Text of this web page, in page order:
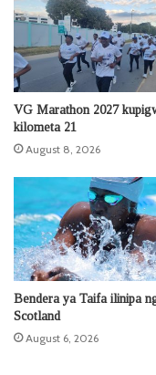
VG Marathon 2027
kilometa 21
August 8, 2026
Bendera ya Taifa ilinipa
Scotland
August 6, 2026